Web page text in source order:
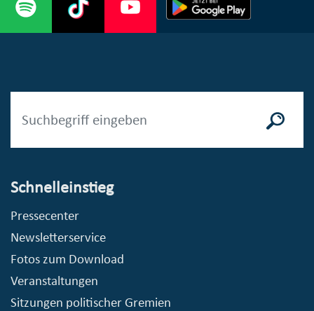
Schnelleinstieg
Pressecenter
Newsletterservice
Fotos zum Download
Veranstaltungen
Sitzungen politischer Gremien